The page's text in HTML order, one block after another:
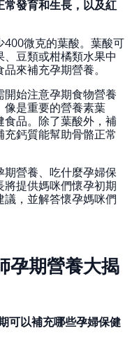
發育和生長，以及紅
微克的葉酸。葉酸可
豆類或柑橘類水果中
來補充孕期營養。
始注意孕期食物營養
像是重要的營養素葉
品。除了葉酸外，補
鈣質能幫助骨骼正常
營養、吃什麼孕婦保
提供媽咪們懷孕初期
，並解答懷孕媽咪們
孕期營養大揭
可以補充哪些孕婦保健